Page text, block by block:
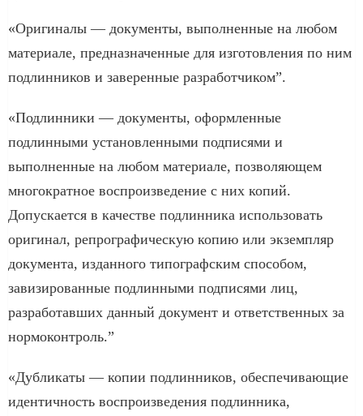
«Оригиналы — документы, выполненные на любом
материале, предназначенные для изготовления по ним
подлинников и заверенные разработчиком”.
«Подлинники — документы, оформленные
подлинными установленными подписями и
выполненные на любом материале, позволяющем
многократное воспроизведение с них копий.
Допускается в качестве подлинника использовать
оригинал, репрографическую копию или экземпляр
документа, изданного типографским способом,
завизированные подлинными подписями лиц,
разработавших данный документ и ответственных за
нормоконтроль.”
«Дубликаты — копии подлинников, обеспечивающие
идентичность воспроизведения подлинника,